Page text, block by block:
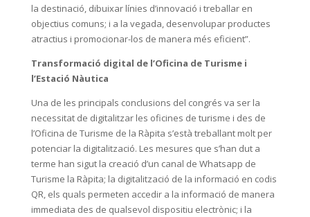
la destinació, dibuixar línies d’innovació i treballar en
objectius comuns; i a la vegada, desenvolupar productes
atractius i promocionar-los de manera més eficient”.
Transformació digital de l’Oficina de Turisme i
l’Estació Nàutica
Una de les principals conclusions del congrés va ser la
necessitat de digitalitzar les oficines de turisme i des de
l’Oficina de Turisme de la Ràpita s’està treballant molt per
potenciar la digitalització. Les mesures que s’han dut a
terme han sigut la creació d’un canal de Whatsapp de
Turisme la Ràpita; la digitalització de la informació en codis
QR, els quals permeten accedir a la informació de manera
immediata des de qualsevol dispositiu electrònic; i la